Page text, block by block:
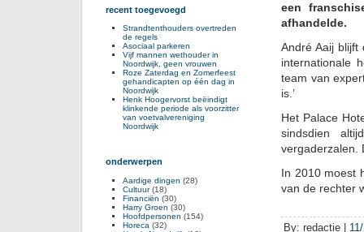
een
afhandelde.
André Aaij
internationale
team van
is.’
Het Palace
sindsdien
vergaderzalen.
In 2010 moest
van de rechter
By: redactie |
recent toegevoegd
Strandtenthouders overtreden
de regels
Asociaal parkeren
Vijf mannen wethouder in
Noordwijk, geen vrouwen
Roze Zaterdag en Zomerfeest
gehandicapten op één dag in
Noordwijk
Henk Hoogervorst beëindigt
klinkende periode als voorzitter
van voetvalvereniging
Noordwijk
onderwerpen
Aardige dingen (28)
Cultuur(18)
Financiën (30)
Harry Groen (30)
Hoofdpersonen (154)
Horeca (32)